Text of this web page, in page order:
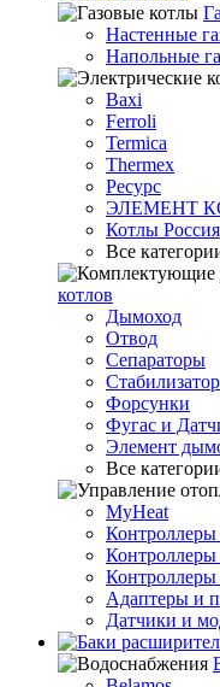
Настенные
Напольные
Baxi
Ferroli
Termica
Thermex
Ресурс
ЭЛЕМЕНТ
Котлы Россия
Все
котлов
Дымоход
Отвод
Сепараторы
Форсунки
Фугас и
Элемент
Все
MyHeat
Контроллеры
Адаптеры и
Датчики и